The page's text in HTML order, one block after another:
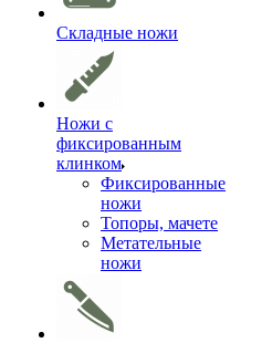
Складные ножи
Ножи с
фиксированным
клинком
Фиксированные
ножи
Топоры, мачете
Метательные
ножи